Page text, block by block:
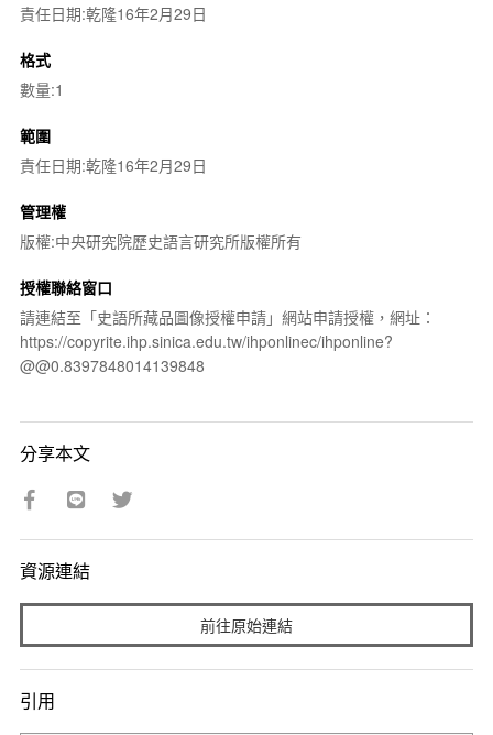
責任日期:乾隆16年2月29日
格式
數量:1
範圍
責任日期:乾隆16年2月29日
管理權
版權:中央研究院歷史語言研究所版權所有
授權聯絡窗口
請連結至「史語所藏品圖像授權申請」網站申請授權，網址：
https://copyrite.ihp.sinica.edu.tw/ihponlinec/ihponline?
@@0.8397848014139848
分享本文
資源連結
前往原始連結
引用